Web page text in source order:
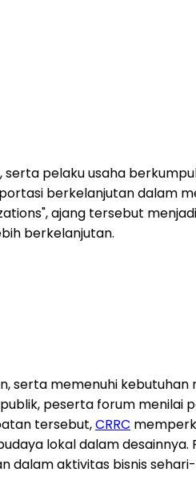
pelaku usaha
berkelanjutan dalam
ajang tersebut
berkelanjutan.
serta memenuhi
peserta forum menilai
tersebut,CRRC
lokal dalam desainnya.
dalam aktivitas bisnis